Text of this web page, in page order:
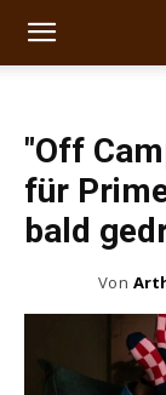
"Off
für
bald
Von